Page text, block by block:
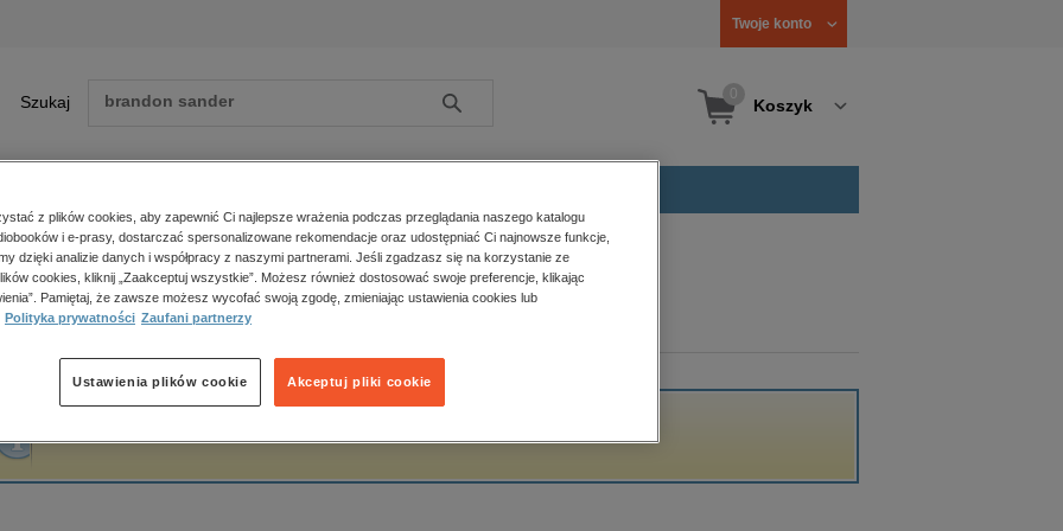
Twoje konto
Szukaj Szukaj Koszyk
Zobacz wszystkie E-prasa
polityka, społeczno-informacyjne
psychologiczne
popularno-naukowe
historia
główna Talgat Jaissanbayev
Jaissanbayev
z plików cookies, aby zapewnić Ci najlepsze wrażenia podczas przeglądania naszego katalogu
i e-prasy, dostarczać spersonalizowane rekomendacje oraz udostępniać Ci najnowsze funkcje,
dzięki analizie danych i współpracy z naszymi partnerami. Jeśli zgadzasz się na korzystanie ze
cookies, kliknij „Zaakceptuj wszystkie”. Możesz również dostosować swoje preferencje, klikając
Pamiętaj, że zawsze możesz wycofać swoją zgodę, zmieniając ustawienia cookies lub
Polityka prywatności Zaufani partnerzy
Akceptuj pliki cookie
Ustawienia plików cookie